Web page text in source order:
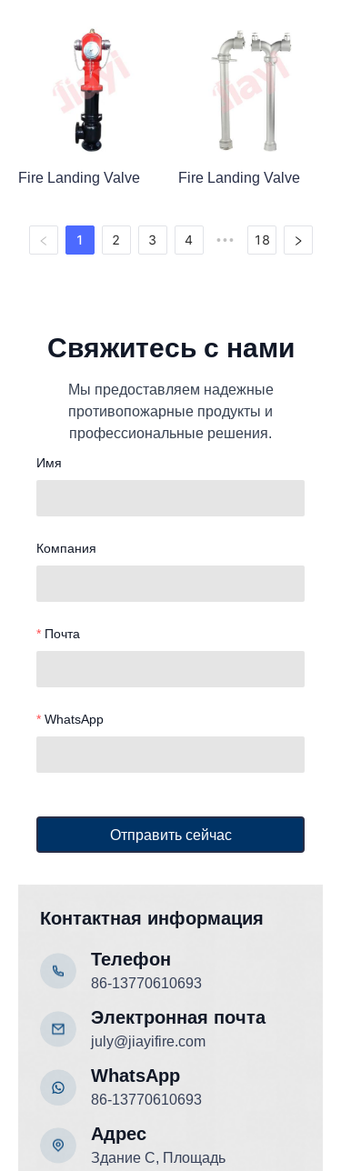
Fire Landing Valve Fire Landing Valve
1 2 3 4 ••• 18
Свяжитесь с нами
Мы предоставляем надежные
противопожарные продукты и
профессиональные решения.
Контактная информация
86-13770610693
WhatsApp
Телефон
86-13770610693
july@jiayifire.com
Электронная почта
Имя
Компания
Почта
WhatsApp
Отправить сейчас
Адрес
Здание C, Площадь